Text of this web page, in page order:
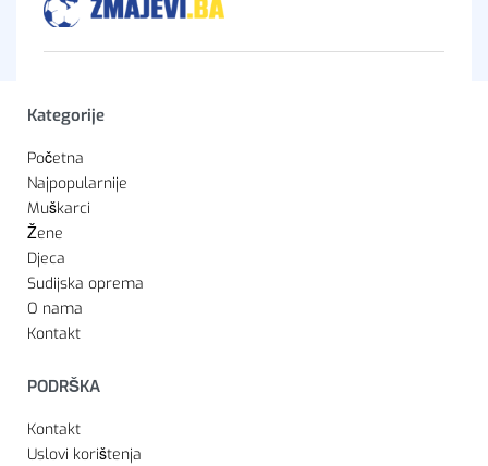
Kategorije
Početna
Najpopularnije
Muškarci
Žene
Djeca
Sudijska oprema
O nama
Kontakt
PODRŠKA
Kontakt
Uslovi korištenja